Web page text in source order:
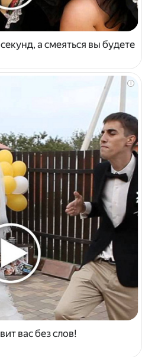
а смеяться вы будете
i
вас без слов!